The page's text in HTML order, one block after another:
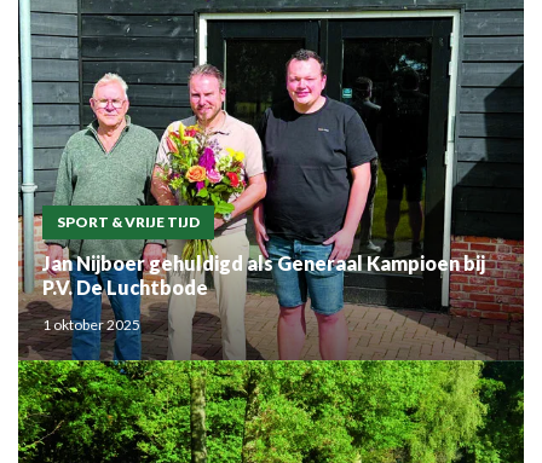
SPORT & VRIJE TIJD
Jan Nijboer gehuldigd als Generaal Kampioen bij
P.V. De Luchtbode
1 oktober 2025